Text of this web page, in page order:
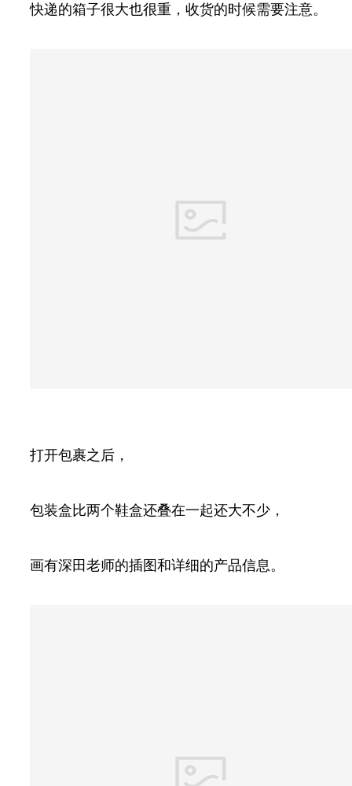
快递的箱子很大也很重，收货的时候需要注意。
打开包裹之后，
包装盒比两个鞋盒还叠在一起还大不少，
画有深田老师的插图和详细的产品信息。